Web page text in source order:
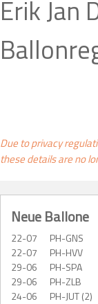
Erik Jan
Due to privacy
these details are no
Neue Ballone
22-07
PH-GNS
22-07
PH-HVV
29-06
PH-SPA
29-06
PH-ZLB
24-06
PH-JUT (2)